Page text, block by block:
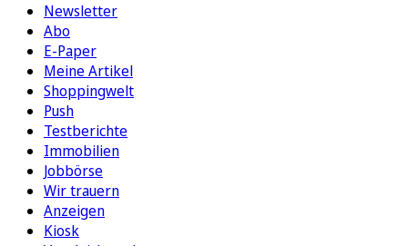
Newsletter
Abo
E-Paper
Meine Artikel
Shoppingwelt
Push
Testberichte
Immobilien
Jobbörse
Wir trauern
Anzeigen
Kiosk